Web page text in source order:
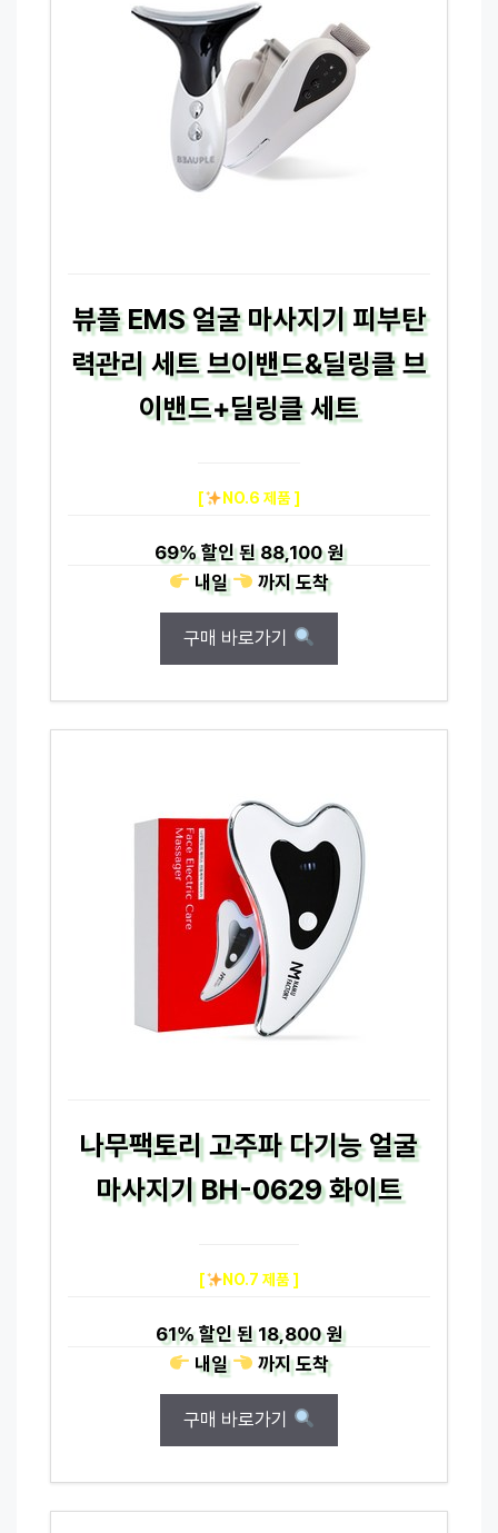
뷰플 EMS 얼굴 마사지기 피부탄
력관리 세트 브이밴드&딜링클 브
이밴드+딜링클 세트
[ NO.6 제품 ]
69%할인 된88,100 원
내일
까지도착
구매 바로가기
나무팩토리 고주파 다기능 얼굴
마사지기 BH-0629 화이트
[ NO.7 제품 ]
61%할인 된18,800 원
내일
까지도착
구매 바로가기